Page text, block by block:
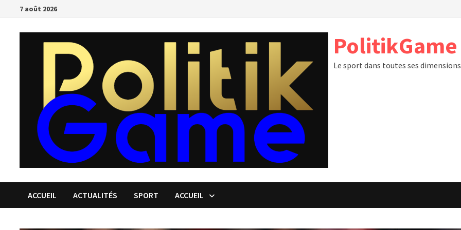
Passer
contenu
7 août 2026
PolitikGame
Le sport dans toutes ses dimensions
ACCUEIL ACTUALITÉS SPORT ACCUEIL